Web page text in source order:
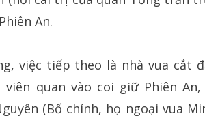
An.
việc tiếp theo là nhà vua cắt
quan vào coi giữ Phiên An,
(Bố chính, họ ngoại vua